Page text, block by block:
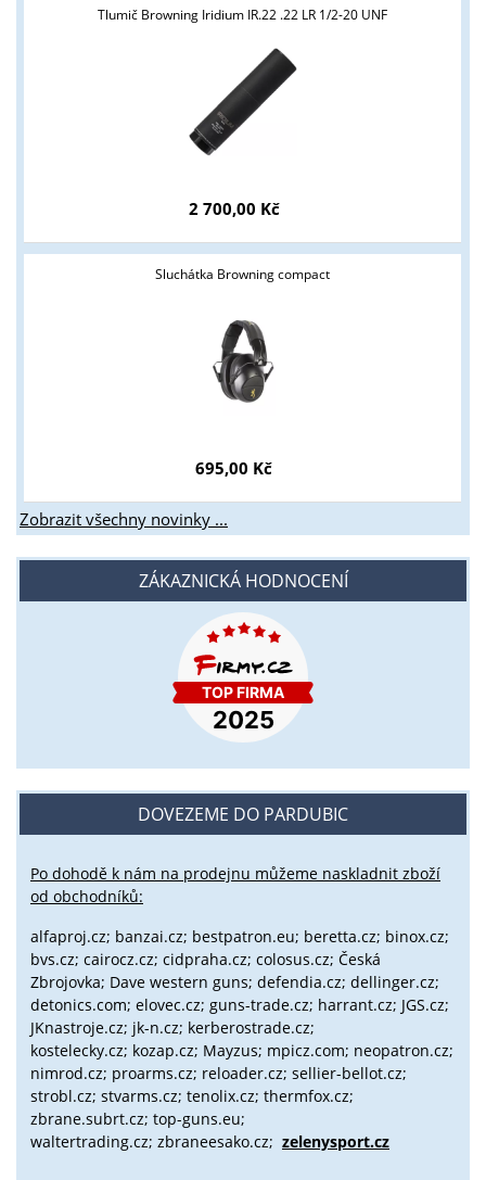
Tlumič Browning Iridium IR.22 .22 LR 1/2-20 UNF
2 700,00 Kč
Sluchátka Browning compact
695,00 Kč
Zobrazit všechny novinky ...
ZÁKAZNICKÁ HODNOCENÍ
DOVEZEME DO PARDUBIC
Po dohodě k nám na prodejnu můžeme naskladnit zboží
od obchodníků:
alfaproj.cz; banzai.cz; bestpatron.eu; beretta.cz; binox.cz;
bvs.cz; cairocz.cz; cidpraha.cz; colosus.cz; Česká
Zbrojovka; Dave western guns; defendia.cz; dellinger.cz;
detonics.com; elovec.cz; guns-trade.cz; harrant.cz; JGS.cz;
JKnastroje.cz; jk-n.cz; kerberostrade.cz;
kostelecky.cz; kozap.cz; Mayzus; mpicz.com; neopatron.cz;
nimrod.cz; proarms.cz; reloader.cz; sellier-bellot.cz;
strobl.cz; stvarms.cz; tenolix.cz; thermfox.cz;
zbrane.subrt.cz; top-guns.eu;
waltertrading.cz; zbraneesako.cz; zelenysport.cz
Tyto stránky jsou určeny pouze odborné veřejnosti od 18 let a
podnikatelům v oblasti zbraně a střelivo. Splňujete tyto
podmínky?